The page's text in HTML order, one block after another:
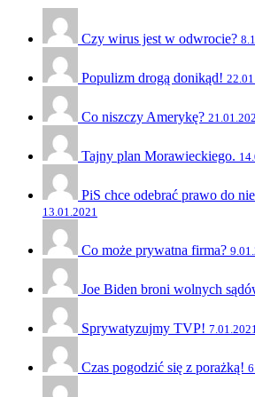
Czy wirus jest w odwrocie?
Populizm drogą donikąd!
Co niszczy Amerykę?
Tajny plan Morawieckiego.
PiS chce odebrać prawo do
13.01.2021
Co może prywatna firma?
Joe Biden broni wolnych
Sprywatyzujmy TVP! 7.01.2021
Czas pogodzić się z porażką!